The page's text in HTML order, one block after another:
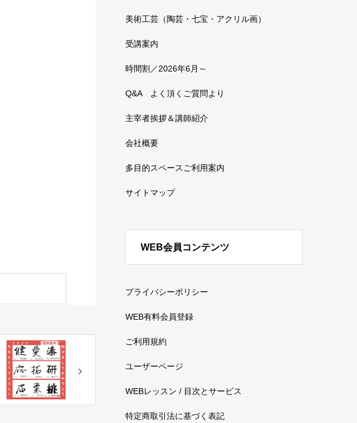
美術工芸（陶芸・七宝・アクリル画）
受講案内
時間割／2026年6月～
Q&A よく頂くご質問より
主宰者挨拶＆講師紹介
会社概要
多目的スペースご利用案内
サイトマップ
WEB会員コンテンツ
プライバシーポリシー
WEB有料会員登録
ご利用規約
ユーザーページ
WEBレッスン / 目次とサービス
特定商取引法に基づく表記